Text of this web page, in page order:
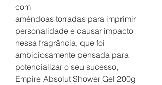
com
amêndoas torradas para imprimir
personalidade e causar impacto
nessa fragrância, que foi
ambiciosamente pensada para
potencializar o seu sucesso,
Empire Absolut Shower Gel 200g